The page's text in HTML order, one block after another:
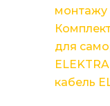
PRO
монтажу
для
ELEKTRA
кабель